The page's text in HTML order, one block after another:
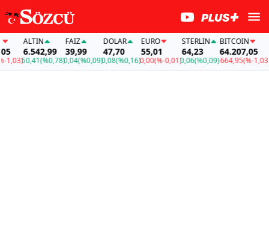
ALTIN
6.542,99
50,41(%0,78)
FAİZ
39,99
0,04(%0,09)
DOLAR
47,70
0,08(%0,16)
EURO
55,01
0,00(%-0,01)
STERLIN
64,23
0,06(%0,09)
BITCOIN
64.207,05
-664,95(%-1,03)